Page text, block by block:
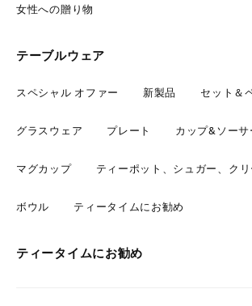
女性への贈り物
テーブルウェア
スペシャル オファー 新製品 セット＆
グラスウェア プレート カップ&ソーサ
マグカップ ティーポット、シュガー、ク
ボウル ティータイムにお勧め
ティータイムにお勧め